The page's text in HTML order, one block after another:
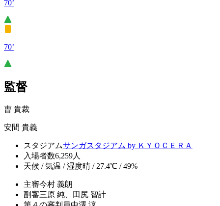
70’
70’
監督
曺 貴裁
安間 貴義
スタジアムサンガスタジアム by ＫＹＯＣＥＲＡ
入場者数6,259人
天候 / 気温 / 湿度晴 / 27.4℃ / 49%
主審今村 義朗
副審三原 純、田尻 智計